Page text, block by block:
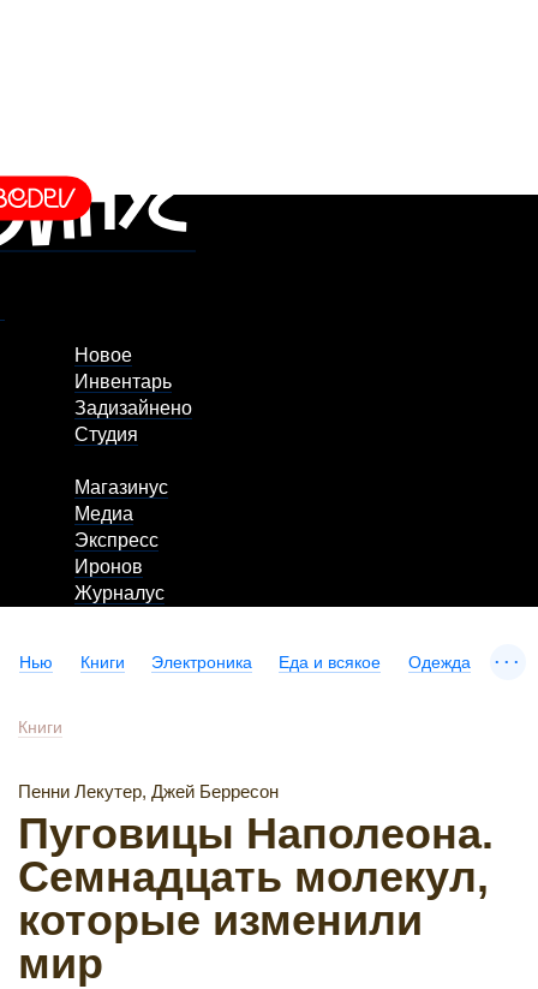
Новое
Инвентарь
Задизайнено
Студия
Магазинус
Медиа
Экспресс
Иронов
Журналус
Нью Книги Электроника Еда и всякое Одежда ...
Книги
Пенни Лекутер, Джей Берресон
Пуговицы Наполеона.
Семнадцать молекул,
которые изменили
мир